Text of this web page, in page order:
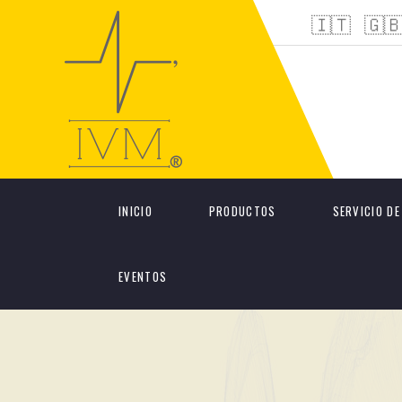
🇮🇹
INICIO PRODUCTOS SERVICIO
EVENTOS